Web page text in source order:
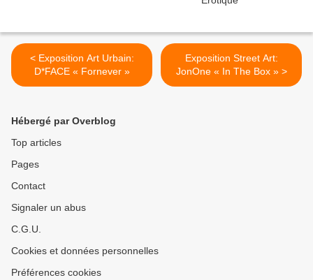
< Exposition Art Urbain:
D*FACE « Fornever »
Exposition Street Art:
JonOne « In The Box » >
Hébergé par Overblog
Top articles
Pages
Contact
Signaler un abus
C.G.U.
Cookies et données personnelles
Préférences cookies